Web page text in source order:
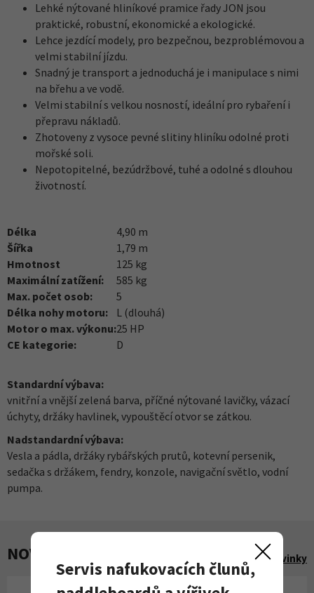
Lehké nýtované hliníkové pramice řady JON jsou
praktické, robustní, ekonomické a ekologické.
Lehce jezdící modely, pro bezpečnou, bezproblémovou a
velmi stabilní jízdu.
Snadný je transport a jednoduchá je i manipulace s nimi
na břehu a ve vodě.
Velmi stabilní s velkou nosností, ideální pro rybaření i
přepravu nákladů.
Zhotoveny z vysoce pevné slitiny hliníku odolné proti
mořské soli.
Nepotopitelné, bezúdržbové, tuhé a odolné s dlouhou
životností.
Délka
4,90 m
Šířka
1,79 m
Hmotnost
125 kg
Maximální zatížení:
585 kg
Max. počet osob:
5
Délka nohy motoru:
L (dlouhá)
Motor o max. výkonu:25 HP
CE kategorie:
D
Standardní výbava:
vnitřní a vnější zelená barva, příčné nýtované lavičky, vázací
úchyty, držáky havlinek, vypouštěcí otvor se zátkou.
Nadstandardní výbava:
Vesla a pádla, držáky rybářských prutů, kotevní persenik,
sedačka s držákem, fendry, konzole, navigační světlo, vodní
pumpa.
NOVINKY A AKCE Zobrazit všechny novinky
Servis nafukovacích člunů,